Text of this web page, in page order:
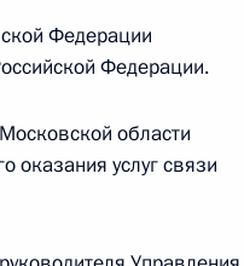
Федерации начальник
Российской
Федерации
Федерации.
области
оказания услуг связи